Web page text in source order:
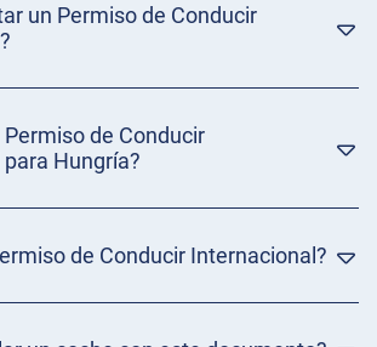
un Permiso de Conducir
de Conducir
Hungría?
de Conducir Internacional?